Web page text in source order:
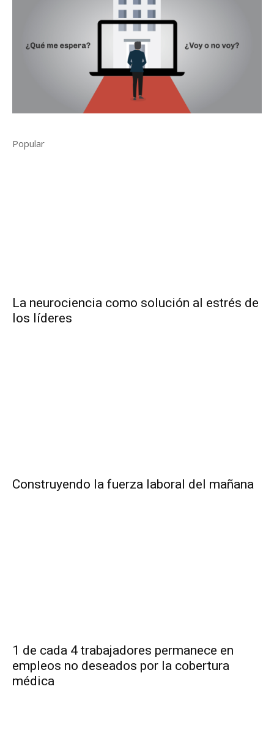
Popular
La neurociencia como solución al estrés de
los líderes
Construyendo la fuerza laboral del mañana
1 de cada 4 trabajadores permanece en
empleos no deseados por la cobertura
médica